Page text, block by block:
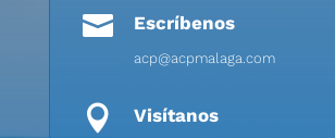
 Escríbenos
acp@acpmalaga.com
 Visítanos